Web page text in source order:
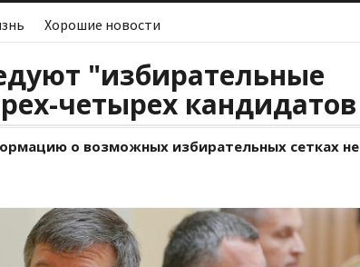
Хорошие новости
"избирательные
четырех кандидатов
о возможных избирательных сетках не